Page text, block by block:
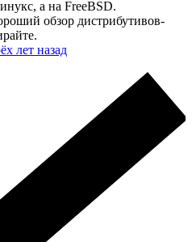
а на FreeBSD.
обзор дистрибутивов-
лет назад